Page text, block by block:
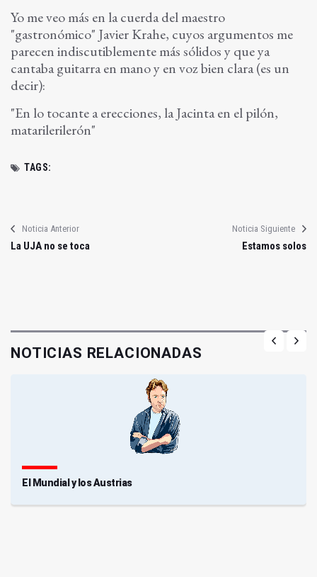
Yo me veo más en la cuerda del maestro
"gastronómico" Javier Krahe, cuyos argumentos me
parecen indiscutiblemente más sólidos y que ya
cantaba guitarra en mano y en voz bien clara (es un
decir):
"En lo tocante a erecciones, la Jacinta en el pilón,
matarilerilerón"
TAGS:
Noticia Anterior
La UJA no se toca
Noticia Siguiente
Estamos solos
NOTICIAS RELACIONADAS
El Mundial y los Austrias